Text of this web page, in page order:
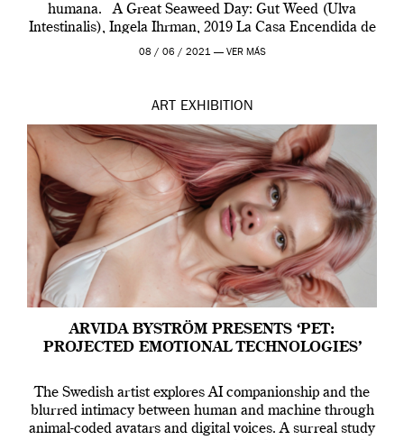
humana. A Great Seaweed Day: Gut Weed (Ulva
Intestinalis), Ingela Ihrman, 2019 La Casa Encendida de
Madrid y la Wellcome […]
08 / 06 / 2021 — VER MÁS
ART EXHIBITION
ARVIDA BYSTRÖM PRESENTS ‘PET:
PROJECTED EMOTIONAL TECHNOLOGIES’
The Swedish artist explores AI companionship and the
blurred intimacy between human and machine through
animal-coded avatars and digital voices. A surreal study